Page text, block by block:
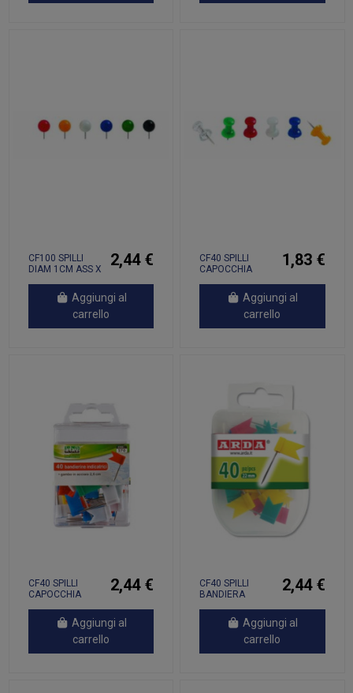
CF100 SPILLI
DIAM 1CM ASS X
2,44 €
Aggiungi al
carrello
CF40 SPILLI
CAPOCCHIA
1,83 €
Aggiungi al
carrello
CF40 SPILLI
CAPOCCHIA
2,44 €
Aggiungi al
carrello
CF40 SPILLI
BANDIERA
2,44 €
Aggiungi al
carrello